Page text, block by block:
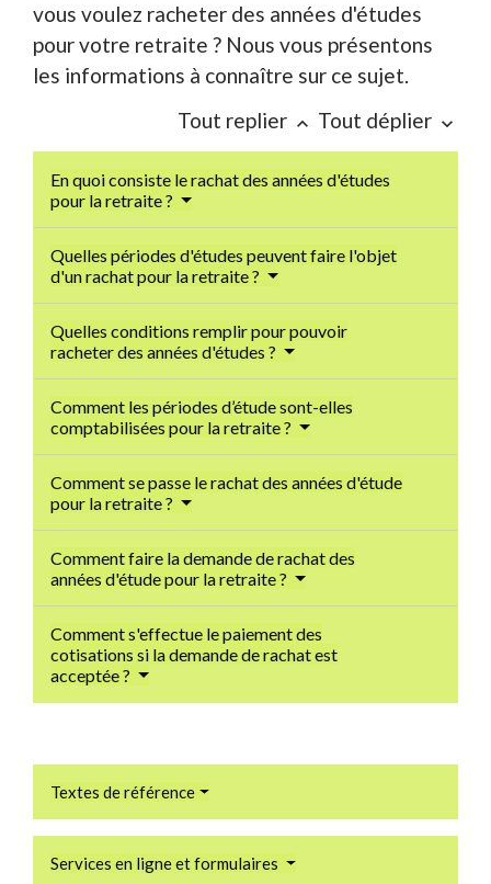
vous voulez racheter des années d'études
pour votre retraite ? Nous vous présentons
les informations à connaître sur ce sujet.
Tout replier keyboard_arrow_up Tout déplier keyboard_arrow_down
En quoi consiste le rachat des années d'études
pour la retraite ?
Quelles périodes d'études peuvent faire l'objet
d'un rachat pour la retraite ?
Quelles conditions remplir pour pouvoir
racheter des années d'études ?
Comment les périodes d’étude sont-elles
comptabilisées pour la retraite ?
Comment se passe le rachat des années d'étude
pour la retraite ?
Comment faire la demande de rachat des
années d'étude pour la retraite ?
Comment s'effectue le paiement des
cotisations si la demande de rachat est
acceptée ?
Textes de référence
Services en ligne et formulaires